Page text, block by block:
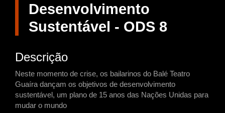
Desenvolvimento
Sustentável - ODS 8
Descrição
Neste momento de crise, os bailarinos do Balé Teatro
Guaíra dançam os objetivos de desenvolvimento
sustentável, um plano de 15 anos das Nações Unidas para
mudar o mundo